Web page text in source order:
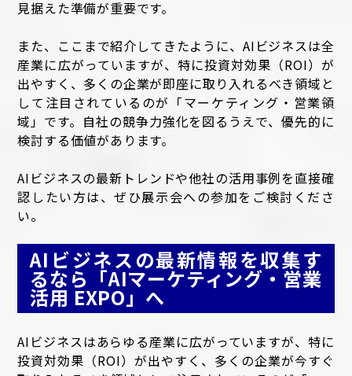
見据えた準備が重要です。
また、ここまで紹介してきたように、AIビジネスは全
産業に広がっていますが、特に投資対効果（ROI）が
出やすく、多くの企業が即座に取り入れるべき領域と
して注目されているのが「マーケティング・営業領
域」です。自社の競争力強化を図るうえで、優先的に
検討する価値があります。
AIビジネスの最新トレンドや他社の活用事例を直接確
認したい方は、ぜひ展示会への参加をご検討くださ
い。
AIビジネスの最新情報を収集す
るなら「AIマーケティング・営業
活用 EXPO」へ
AIビジネスはあらゆる産業に広がっていますが、特に
投資対効果（ROI）が出やすく、多くの企業が今すぐ